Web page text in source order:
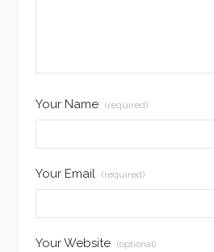
Your Name (required)
Your Email (required)
Your Website (optional)